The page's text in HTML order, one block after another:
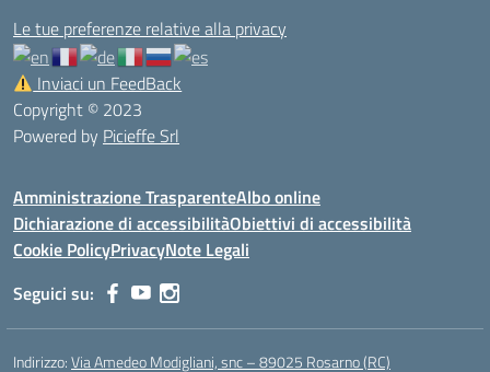
Le tue preferenze relative alla privacy
Inviaci un FeedBack
Copyright © 2023
Powered by Picieffe Srl
Amministrazione TrasparenteAlbo online
Dichiarazione di accessibilitàObiettivi di accessibilità
Cookie PolicyPrivacyNote Legali
Seguici su:
Indirizzo:Via Amedeo Modigliani, snc – 89025 Rosarno (RC)